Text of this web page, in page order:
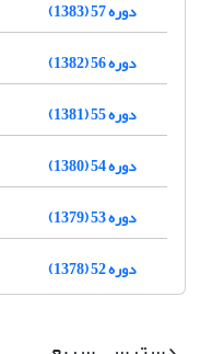
دوره 57 (1383)
دوره 56 (1382)
دوره 55 (1381)
دوره 54 (1380)
دوره 53 (1379)
دوره 52 (1378)